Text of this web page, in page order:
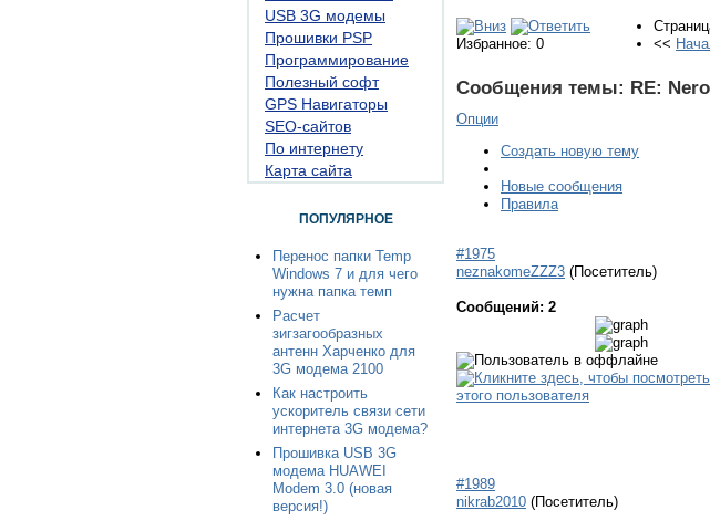
USB 3G модемы
Прошивки PSP
Программирование
Полезный софт
GPS Навигаторы
SEO-сайтов
По интернету
Карта сайта
ПОПУЛЯРНОЕ
Перенос папки Temp
Windows 7 и для чего
нужна папка темп
Расчет
зигзагообразных
антенн Харченко для
3G модема 2100
Как настроить
ускоритель связи сети
интернета 3G модема?
Прошивка USB 3G
модема HUAWEI
Modem 3.0 (новая
версия!)
Избранное: 0
<<
Сообщения темы: RE:
Опции
Создать новую тему
Новые сообщения
Правила
#1975
neznakomeZZZ3 (Посетитель)
Сообщений: 2
#1989
nikrab2010 (Посетитель)